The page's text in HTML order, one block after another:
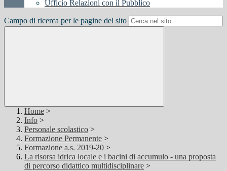
Ufficio Relazioni con il Pubblico
Campo di ricerca per le pagine del sito
Home >
Info >
Personale scolastico >
Formazione Permanente >
Formazione a.s. 2019-20 >
La risorsa idrica locale e i bacini di accumulo - una proposta
di percorso didattico multidisciplinare >